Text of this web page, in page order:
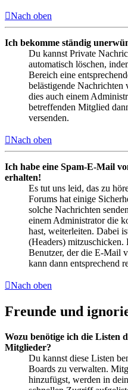
Nach oben
Ich bekomme ständig
Du kannst Private
automatisch löschen,
Bereich eine
belästigende Nachrichten
dies auch einem
betreffenden Mitglied
versenden.
Nach oben
Ich habe eine Spam-E-Mail
erhalten!
Es tut uns leid, das zu
Forums hat einige
solche Nachrichten
einem Administrator die
hast, weiterleiten. Dabei
(Headers) mitzuschicken.
Benutzer, der die E-Mail
kann dann entsprechend
Nach oben
Freunde und
Wozu benötige ich die Listen
Mitglieder?
Du kannst diese Listen
Boards zu verwalten.
hinzufügst, werden in